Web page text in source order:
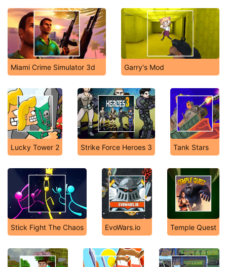
Miami Crime Simulator 3d Garry's Mod
Lucky Tower 2 Strike Force Heroes 3 Tank Stars
Stick Fight The Chaos EvoWars.io Temple Quest